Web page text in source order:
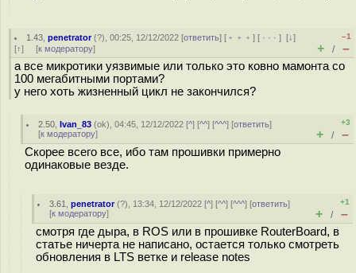
1.43 ,penetrator(?), 00:25, 12/12/2022 [ответить] [ ﹢﹢﹢] [ · · ·][↓]
[↑] [к модератору]
–1
+ / –
а все микротики уязвимые или только это ковно мамонта со
100 мегабитными портами?
у него хоть жизненный цикл не закончился?
2.50 ,Ivan_83 (ok), 04:45, 12/12/2022 [^] [^^] [^^^] [ответить]
[к модератору]
+3
+ / –
Скорее всего все, ибо там прошивки примерно
одинаковые везде.
3.61 ,penetrator(?), 13:34, 12/12/2022 [^] [^^] [^^^] [ответить]
[к модератору]
+1
+ / –
смотря где дыра, в ROS или в прошивке RouterBoard, в
статье ничерта не написано, остается только смотреть
обновления в LTS ветке и release notes